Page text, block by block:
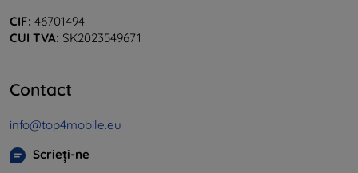
CIF: 46701494
CUI TVA: SK2023549671
Contact
info@top4mobile.eu
Scrieți-ne